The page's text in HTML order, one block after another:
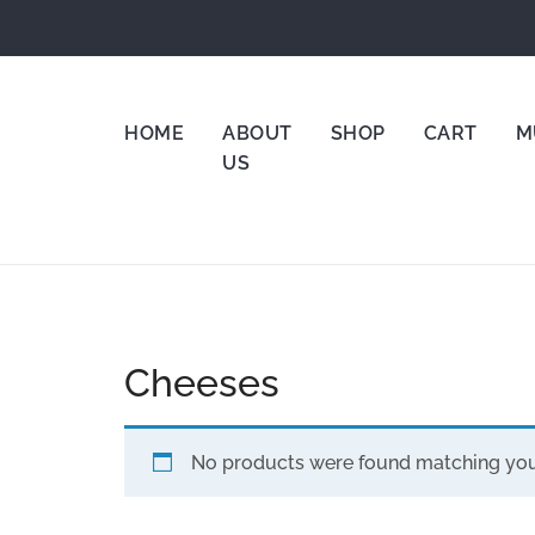
HOME
ABOUT
US
SHOP CART
Cheeses
No products were found matching